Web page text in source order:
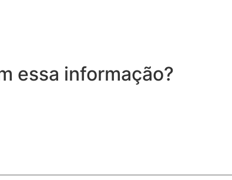
essa informação?